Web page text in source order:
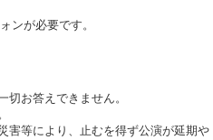
ンが必要です。
お答えできません。
害等により、止むを得ず公演が延期や